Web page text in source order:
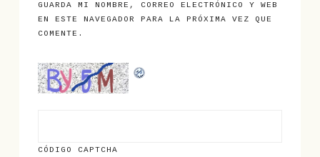
GUARDA MI NOMBRE, CORREO ELECTRÓNICO Y WEB
EN ESTE NAVEGADOR PARA LA PRÓXIMA VEZ QUE
COMENTE.
CÓDIGO CAPTCHA